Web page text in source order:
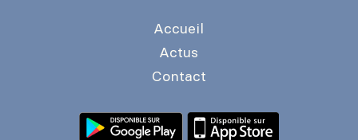
Accueil
Actus
Contact